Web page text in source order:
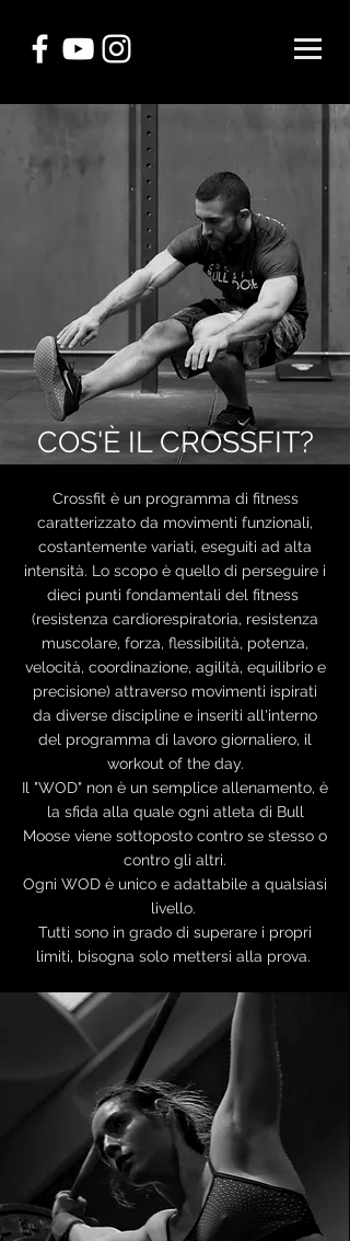
COS'È IL CROSSFIT?
Crossfit è un programma di fitness
caratterizzato da movimenti funzionali,
costantemente variati, eseguiti ad alta
intensità. Lo scopo è quello di perseguire i
dieci punti fondamentali del fitness
(resistenza cardiorespiratoria, resistenza
muscolare, forza, flessibilità, potenza,
velocità, coordinazione, agilità, equilibrio e
precisione) attraverso movimenti ispirati
da diverse discipline e inseriti all'interno
del programma di lavoro giornaliero, il
workout of the day.
Il "WOD" non è un semplice allenamento, è
la sfida alla quale ogni atleta di Bull
Moose viene sottoposto contro se stesso o
contro gli altri.
Ogni WOD è unico e adattabile a qualsiasi
livello.
Tutti sono in grado di superare i propri
limiti, bisogna solo mettersi alla prova.